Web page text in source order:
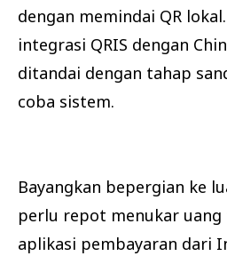
dengan memindai QR
integrasi QRIS dengan
ditandai dengan tahap
coba sistem.
Bayangkan bepergian ke
perlu repot menukar
aplikasi pembayaran dari